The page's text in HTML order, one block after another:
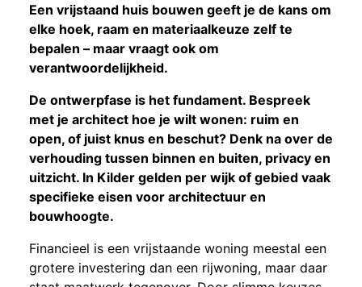
Een vrijstaand huis bouwen geeft je de kans om
elke hoek, raam en materiaalkeuze zelf te
bepalen – maar vraagt ook om
verantwoordelijkheid.
De ontwerpfase is het fundament. Bespreek
met je architect hoe je wilt wonen: ruim en
open, of juist knus en beschut? Denk na over de
verhouding tussen binnen en buiten, privacy en
uitzicht. In Kilder gelden per wijk of gebied vaak
specifieke eisen voor architectuur en
bouwhoogte.
Financieel is een vrijstaande woning meestal een
grotere investering dan een rijwoning, maar daar